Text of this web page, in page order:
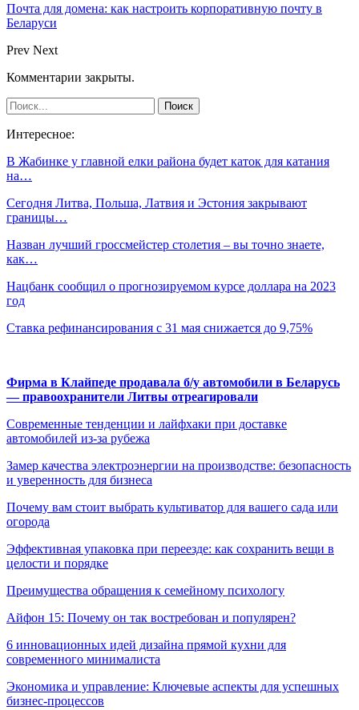
Почта для домена: как настроить корпоративную почту в
Беларуси
Prev Next
Комментарии закрыты.
Интересное:
В Жабинке у главной елки района будет каток для катания
на…
Сегодня Литва, Польша, Латвия и Эстония закрывают
границы…
Назван лучший гроссмейстер столетия – вы точно знаете,
как…
Нацбанк сообщил о прогнозируемом курсе доллара на 2023
год
Ставка рефинансирования с 31 мая снижается до 9,75%
Фирма в Клайпеде продавала б/у автомобили в Беларусь
— правоохранители Литвы отреагировали
Современные тенденции и лайфхаки при доставке
автомобилей из-за рубежа
Замер качества электроэнергии на производстве: безопасность
и уверенность для бизнеса
Почему вам стоит выбрать культиватор для вашего сада или
огорода
Эффективная упаковка при переезде: как сохранить вещи в
целости и порядке
Преимущества обращения к семейному психологу
Айфон 15: Почему он так востребован и популярен?
6 инновационных идей дизайна прямой кухни для
современного минималиста
Экономика и управление: Ключевые аспекты для успешных
бизнес-процессов